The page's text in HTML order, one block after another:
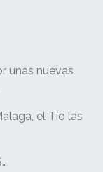
unas nuevas
el Tío las